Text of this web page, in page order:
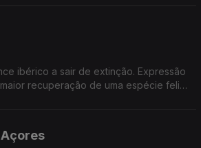
ibérico a sair de extinção. Expressão
recuperação de uma espécie felina